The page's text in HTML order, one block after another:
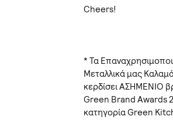
Cheers!
* Τα
Μεταλλικά μας
κερδίσει ΑΣΗΜΕΝΙΟ
Green Brand Awards
κατηγορία Green